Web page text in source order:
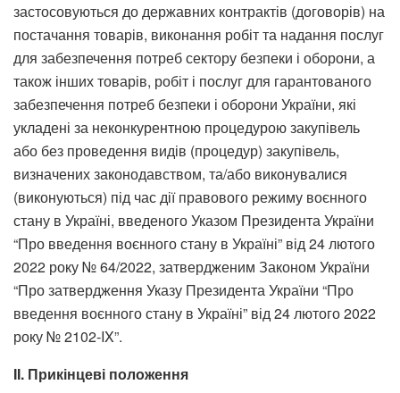
застосовуються до державних контрактів (договорів) на
постачання товарів, виконання робіт та надання послуг
для забезпечення потреб сектору безпеки і оборони, а
також інших товарів, робіт і послуг для гарантованого
забезпечення потреб безпеки і оборони України, які
укладені за неконкурентною процедурою закупівель
або без проведення видів (процедур) закупівель,
визначених законодавством, та/або виконувалися
(виконуються) під час дії правового режиму воєнного
стану в Україні, введеного Указом Президента України
“Про введення воєнного стану в Україні” від 24 лютого
2022 року № 64/2022, затвердженим Законом України
“Про затвердження Указу Президента України “Про
введення воєнного стану в Україні” від 24 лютого 2022
року № 2102-IX”.
II. Прикінцеві положення